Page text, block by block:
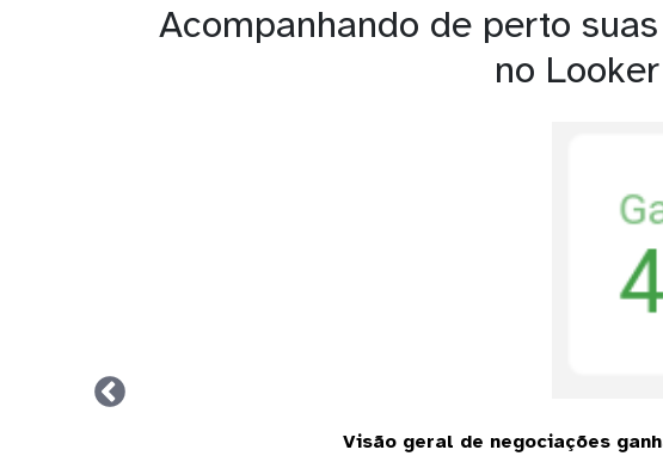
Acompanhando de perto
no
Visão geral de negociações